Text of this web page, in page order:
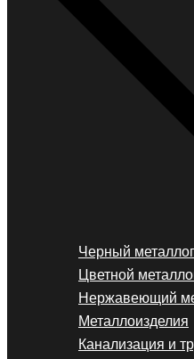
Черный
Цветной
Нержавеющий
Металлоизделия
Канализация и